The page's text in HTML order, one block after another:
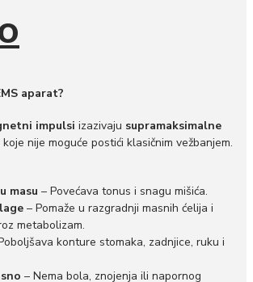
aparat?
impulsi izazivaju supramaksimalne
koje nije moguće postići klasičnim vežbanjem.
masu – Povećava tonus i snagu mišića.
– Pomaže u razgradnji masnih ćelija i
metabolizam.
konture stomaka, zadnjice, ruku i
– Nema bola, znojenja ili napornog